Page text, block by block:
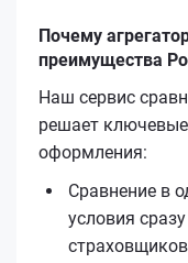
Почему
преимущества
Наш сервис
решает
оформления:
Сравнение в
условия